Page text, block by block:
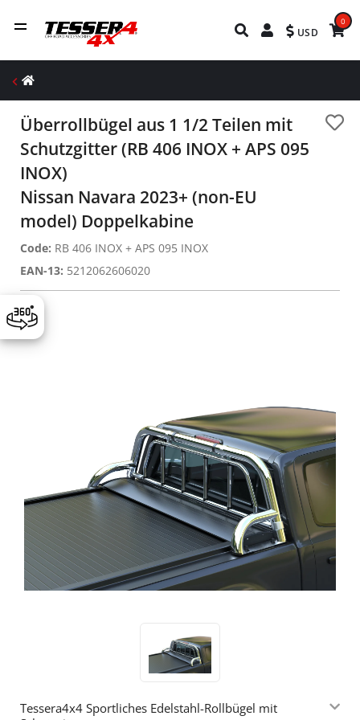
USD
0
Überrollbügel aus 1 1/2 Teilen mit
Schutzgitter (RB 406 INOX + APS 095
INOX)
Nissan Navara 2023+ (non-EU
model) Doppelkabine
Code: RB 406 INOX + APS 095 INOX
EAN-13: 5212062606020
Tessera4x4 Sportliches Edelstahl-Rollbügel mit